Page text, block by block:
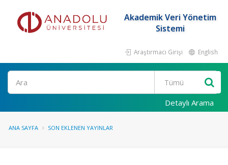
Akademik Veri Yönetim
Sistemi
Araştırmacı Girişi English
Ara
Detaylı Arama
ANA SAYFA SON EKLENEN YAYINLAR